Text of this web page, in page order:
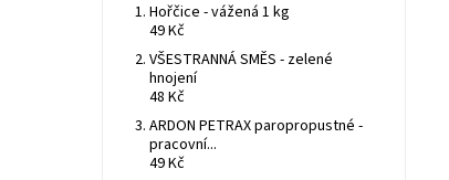
Hořčice - vážená 1 kg
49 Kč
VŠESTRANNÁ SMĚS - zelené
hnojení
48 Kč
ARDON PETRAX paropropustné -
pracovní...
49 Kč